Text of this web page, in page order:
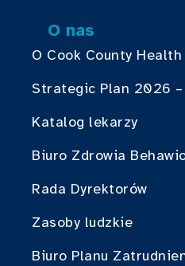
O nas
O Cook County Health
Strategic Plan 2026
Katalog lekarzy
Biuro Zdrowia
Rada Dyrektorów
Zasoby ludzkie
Biuro Planu